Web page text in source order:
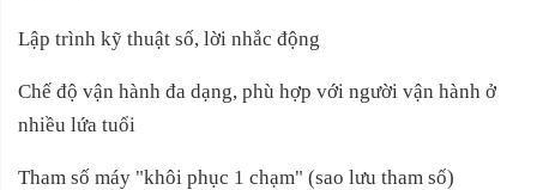
Lập trình kỹ thuật số, lời nhắc động
Chế độ vận hành đa dạng, phù hợp với người vận hành ở
nhiều lứa tuổi
Tham số máy "khôi phục 1 chạm" (sao lưu tham số)